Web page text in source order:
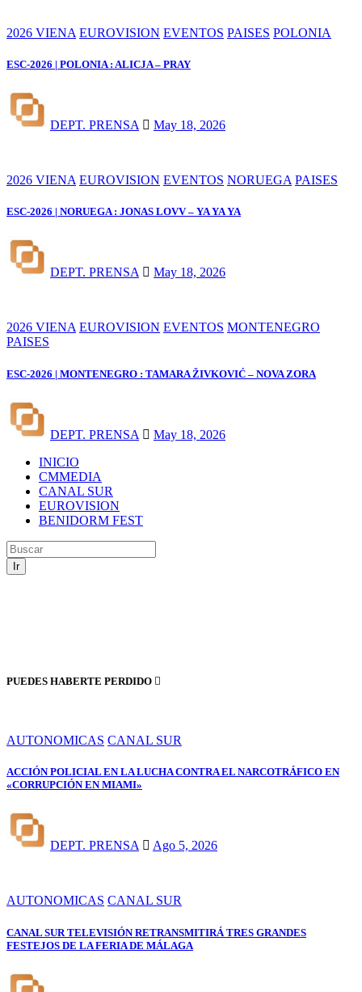
2026 VIENA EUROVISION EVENTOS PAISES POLONIA
ESC-2026 | POLONIA : ALICJA – PRAY
DEPT. PRENSA May 18, 2026
2026 VIENA EUROVISION EVENTOS NORUEGA PAISES
ESC-2026 | NORUEGA : JONAS LOVV – YA YA YA
DEPT. PRENSA May 18, 2026
2026 VIENA EUROVISION EVENTOS MONTENEGRO
PAISES
ESC-2026 | MONTENEGRO : TAMARA ŽIVKOVIĆ – NOVA ZORA
DEPT. PRENSA
May 18, 2026
INICIO
CMMEDIA
CANAL SUR
EUROVISION
BENIDORM FEST
Ir
PUEDES HABERTE PERDIDO
AUTONOMICAS CANAL SUR
ACCIÓN POLICIAL EN LA LUCHA CONTRA EL NARCOTRÁFICO EN
«CORRUPCIÓN EN MIAMI»
DEPT. PRENSA Ago 5, 2026
AUTONOMICAS CANAL SUR
CANAL SUR TELEVISIÓN RETRANSMITIRÁ TRES GRANDES
FESTEJOS DE LA FERIA DE MÁLAGA